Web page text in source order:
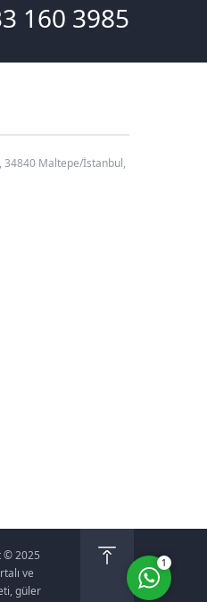
160 3985
34840 Maltepe/İstanbul,
© 2025
ve
güler
1